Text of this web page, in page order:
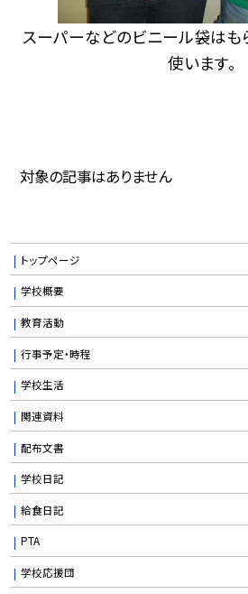
スーパーなどのビニール袋はも
使います。
対象の記事はありません
トップページ
学校概要
教育活動
行事予定・時程
学校生活
関連資料
配布文書
学校日記
給食日記
PTA
学校応援団